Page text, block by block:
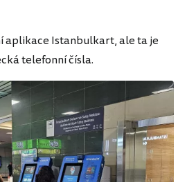
aplikace Istanbulkart, ale ta je
telefonní čísla.